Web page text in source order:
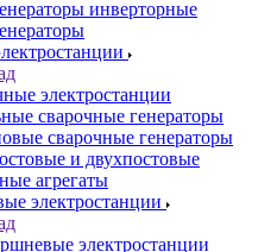
инверторные
электростанции
сварочные генераторы
сварочные генераторы
и двухпостовые
агрегаты
электростанции
электростанции